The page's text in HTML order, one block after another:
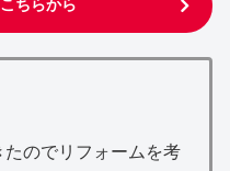
ちらから
のでリフォームを考